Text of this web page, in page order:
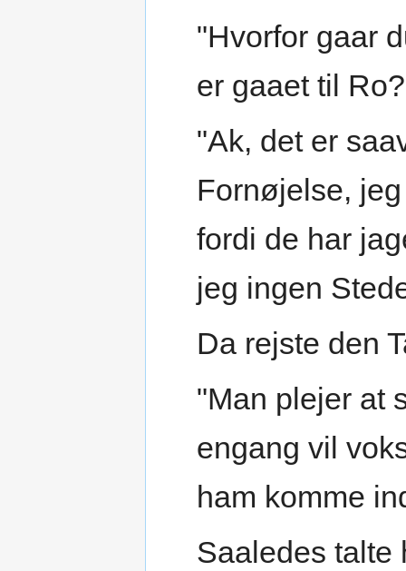
"Hvorfor gaar
er gaaet til
"Ak, det er
Fornøjelse,
fordi de har
jeg ingen
Da rejste den
"Man plejer at
engang vil
ham komme
Saaledes talte